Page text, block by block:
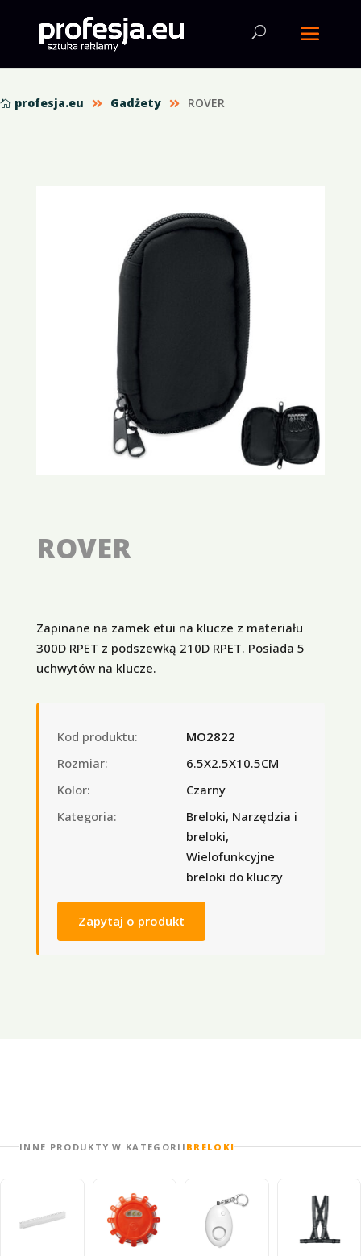
 profesja.eu  Gadżety  ROVER
ROVER
Zapinane na zamek etui na klucze z materiału
300D RPET z podszewką 210D RPET. Posiada 5
uchwytów na klucze.
Kod produktu:
MO2822
Rozmiar:
6.5X2.5X10.5CM
Kolor:
Czarny
Kategoria:
Breloki, Narzędzia i
breloki,
Wielofunkcyjne
breloki do kluczy
Zapytaj o produkt
INNE PRODUKTY W KATEGORII BRELOKI